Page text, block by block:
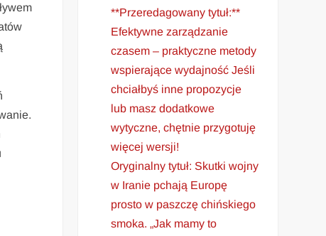
**Przeredagowany tytuł:**
Efektywne zarządzanie
czasem – praktyczne metody
wspierające wydajność Jeśli
chciałbyś inne propozycje
lub masz dodatkowe
wytyczne, chętnie przygotuję
więcej wersji!
Oryginalny tytuł: Skutki wojny
w Iranie pchają Europę
prosto w paszczę chińskiego
smoka. „Jak mamy to